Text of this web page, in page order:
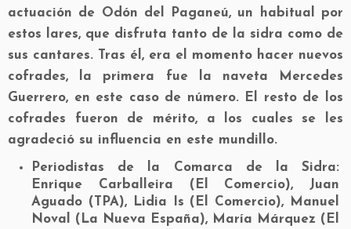
actuación de Odón del Paganeú, un habitual por
estos lares, que disfruta tanto de la sidra como de
sus cantares. Tras él, era el momento hacer nuevos
cofrades, la primera fue la naveta Mercedes
Guerrero, en este caso de número. El resto de los
cofrades fueron de mérito, a los cuales se les
agradeció su influencia en este mundillo.
Periodistas de la Comarca de la Sidra:
Enrique Carballeira (El Comercio), Juan
Aguado (TPA), Lidia Is (El Comercio), Manuel
Noval (La Nueva España), María Márquez (El